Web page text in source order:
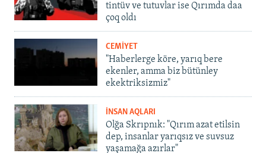
tintüv ve tutuvlar ise Qırımda daa
çoq oldı
CEMİYET
"Haberlerge köre, yarıq bere
ekenler, amma biz bütünley
ekektriksizmiz"
İNSAN AQLARI
Olğa Skrıpnık: "Qırım azat etilsin
dep, insanlar yarıqsız ve suvsuz
yaşamağa azırlar"